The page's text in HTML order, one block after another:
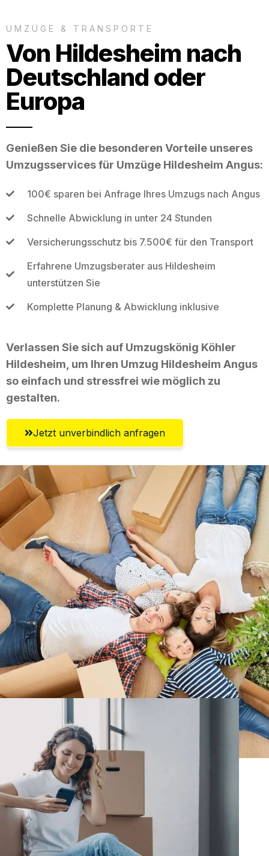
UMZÜGE & TRANSPORTE
Von Hildesheim nach
Deutschland oder
Europa
Genießen Sie die besonderen Vorteile unseres
Umzugsservices für Umzüge Hildesheim Angus:
100€ sparen bei Anfrage Ihres Umzugs nach Angus
Schnelle Abwicklung in unter 24 Stunden
Versicherungsschutz bis 7.500€ für den Transport
Erfahrene Umzugsberater aus Hildesheim
unterstützen Sie
Komplette Planung & Abwicklung inklusive
Verlassen Sie sich auf Umzugskönig Köhler
Hildesheim, um Ihren Umzug Hildesheim Angus
so einfach und stressfrei wie möglich zu
gestalten.
Jetzt unverbindlich anfragen